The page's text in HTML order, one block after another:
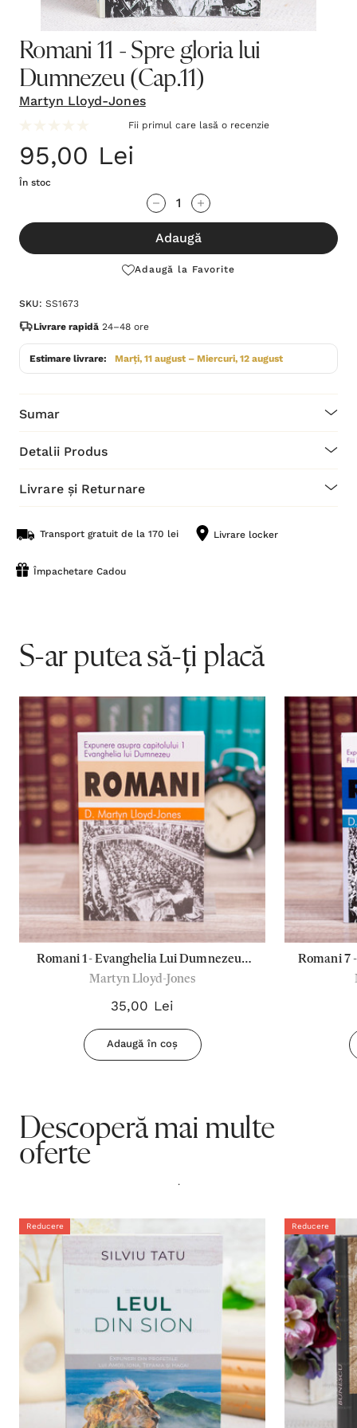
Romani 11 - Spre gloria lui
Dumnezeu (Cap.11)
Martyn Lloyd-Jones
Fii primul care lasă o recenzie
95,00 Lei
În stoc
te!
Stocul
Adaugă
Adaugă la Favorite
SKU: SS1673
Livrare rapidă 24–48 ore
Estimare livrare: Marți, 11 august – Miercuri, 12 august
Sumar
Detalii Produs
Livrare și Returnare
Transport gratuit de la 170 lei Livrare locker
Împachetare Cadou
S-ar putea să-ți placă
Romani 1- Evanghelia Lui Dumnezeu /
(Cap. 1)
Martyn Lloyd-Jones
35,00 Lei
Adaugă în coș
Romani 7
Descoperă mai multe
oferte
.
Reducere Reducere